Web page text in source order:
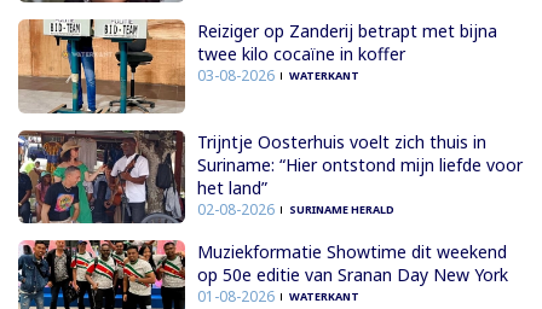
Reiziger op Zanderij betrapt met bijna
twee kilo cocaïne in koffer
03-08-2026 WATERKANT
Trijntje Oosterhuis voelt zich thuis in
Suriname: “Hier ontstond mijn liefde voor
het land”
02-08-2026 SURINAME HERALD
Muziekformatie Showtime dit weekend
op 50e editie van Sranan Day New York
01-08-2026 WATERKANT